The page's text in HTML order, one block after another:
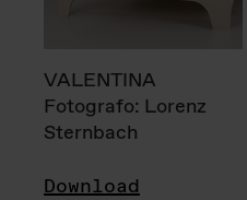
VALENTINA
Fotografo: Lorenz
Sternbach
Download